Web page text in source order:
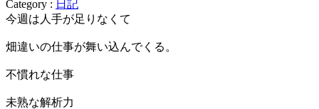
Category : 日記
今週は人手が足りなくて
畑違いの仕事が舞い込んでくる。
不慣れな仕事
未熟な解析力